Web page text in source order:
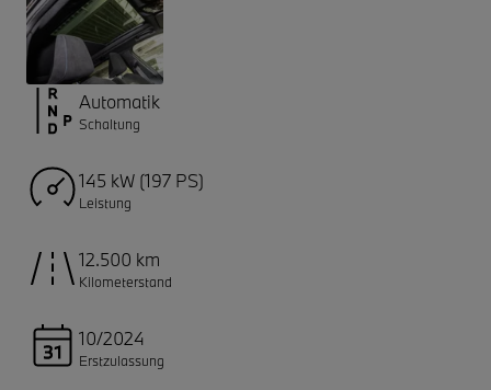
Automatik
Schaltung
145 kW (197 PS)
Leistung
12.500 km
Kilometerstand
10/2024
Erstzulassung